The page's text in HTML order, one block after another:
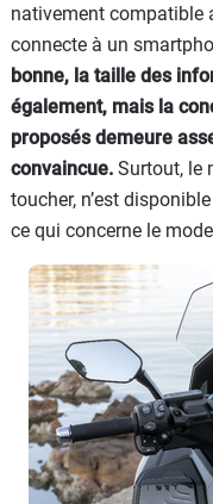
nativement compatible
connecte à un
bonne, la taille des
également, mais la
proposés demeure
convaincue. Surtout, le
toucher, n’est
ce qui concerne le